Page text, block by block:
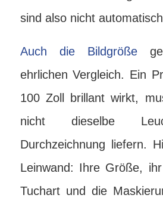
sind also nicht
Auch die Bildgröße
ehrlichen Vergleich. Ein
100 Zoll brillant wirkt,
nicht dieselbe
Durchzeichnung liefern.
Leinwand: Ihre Größe,
Tuchart und die